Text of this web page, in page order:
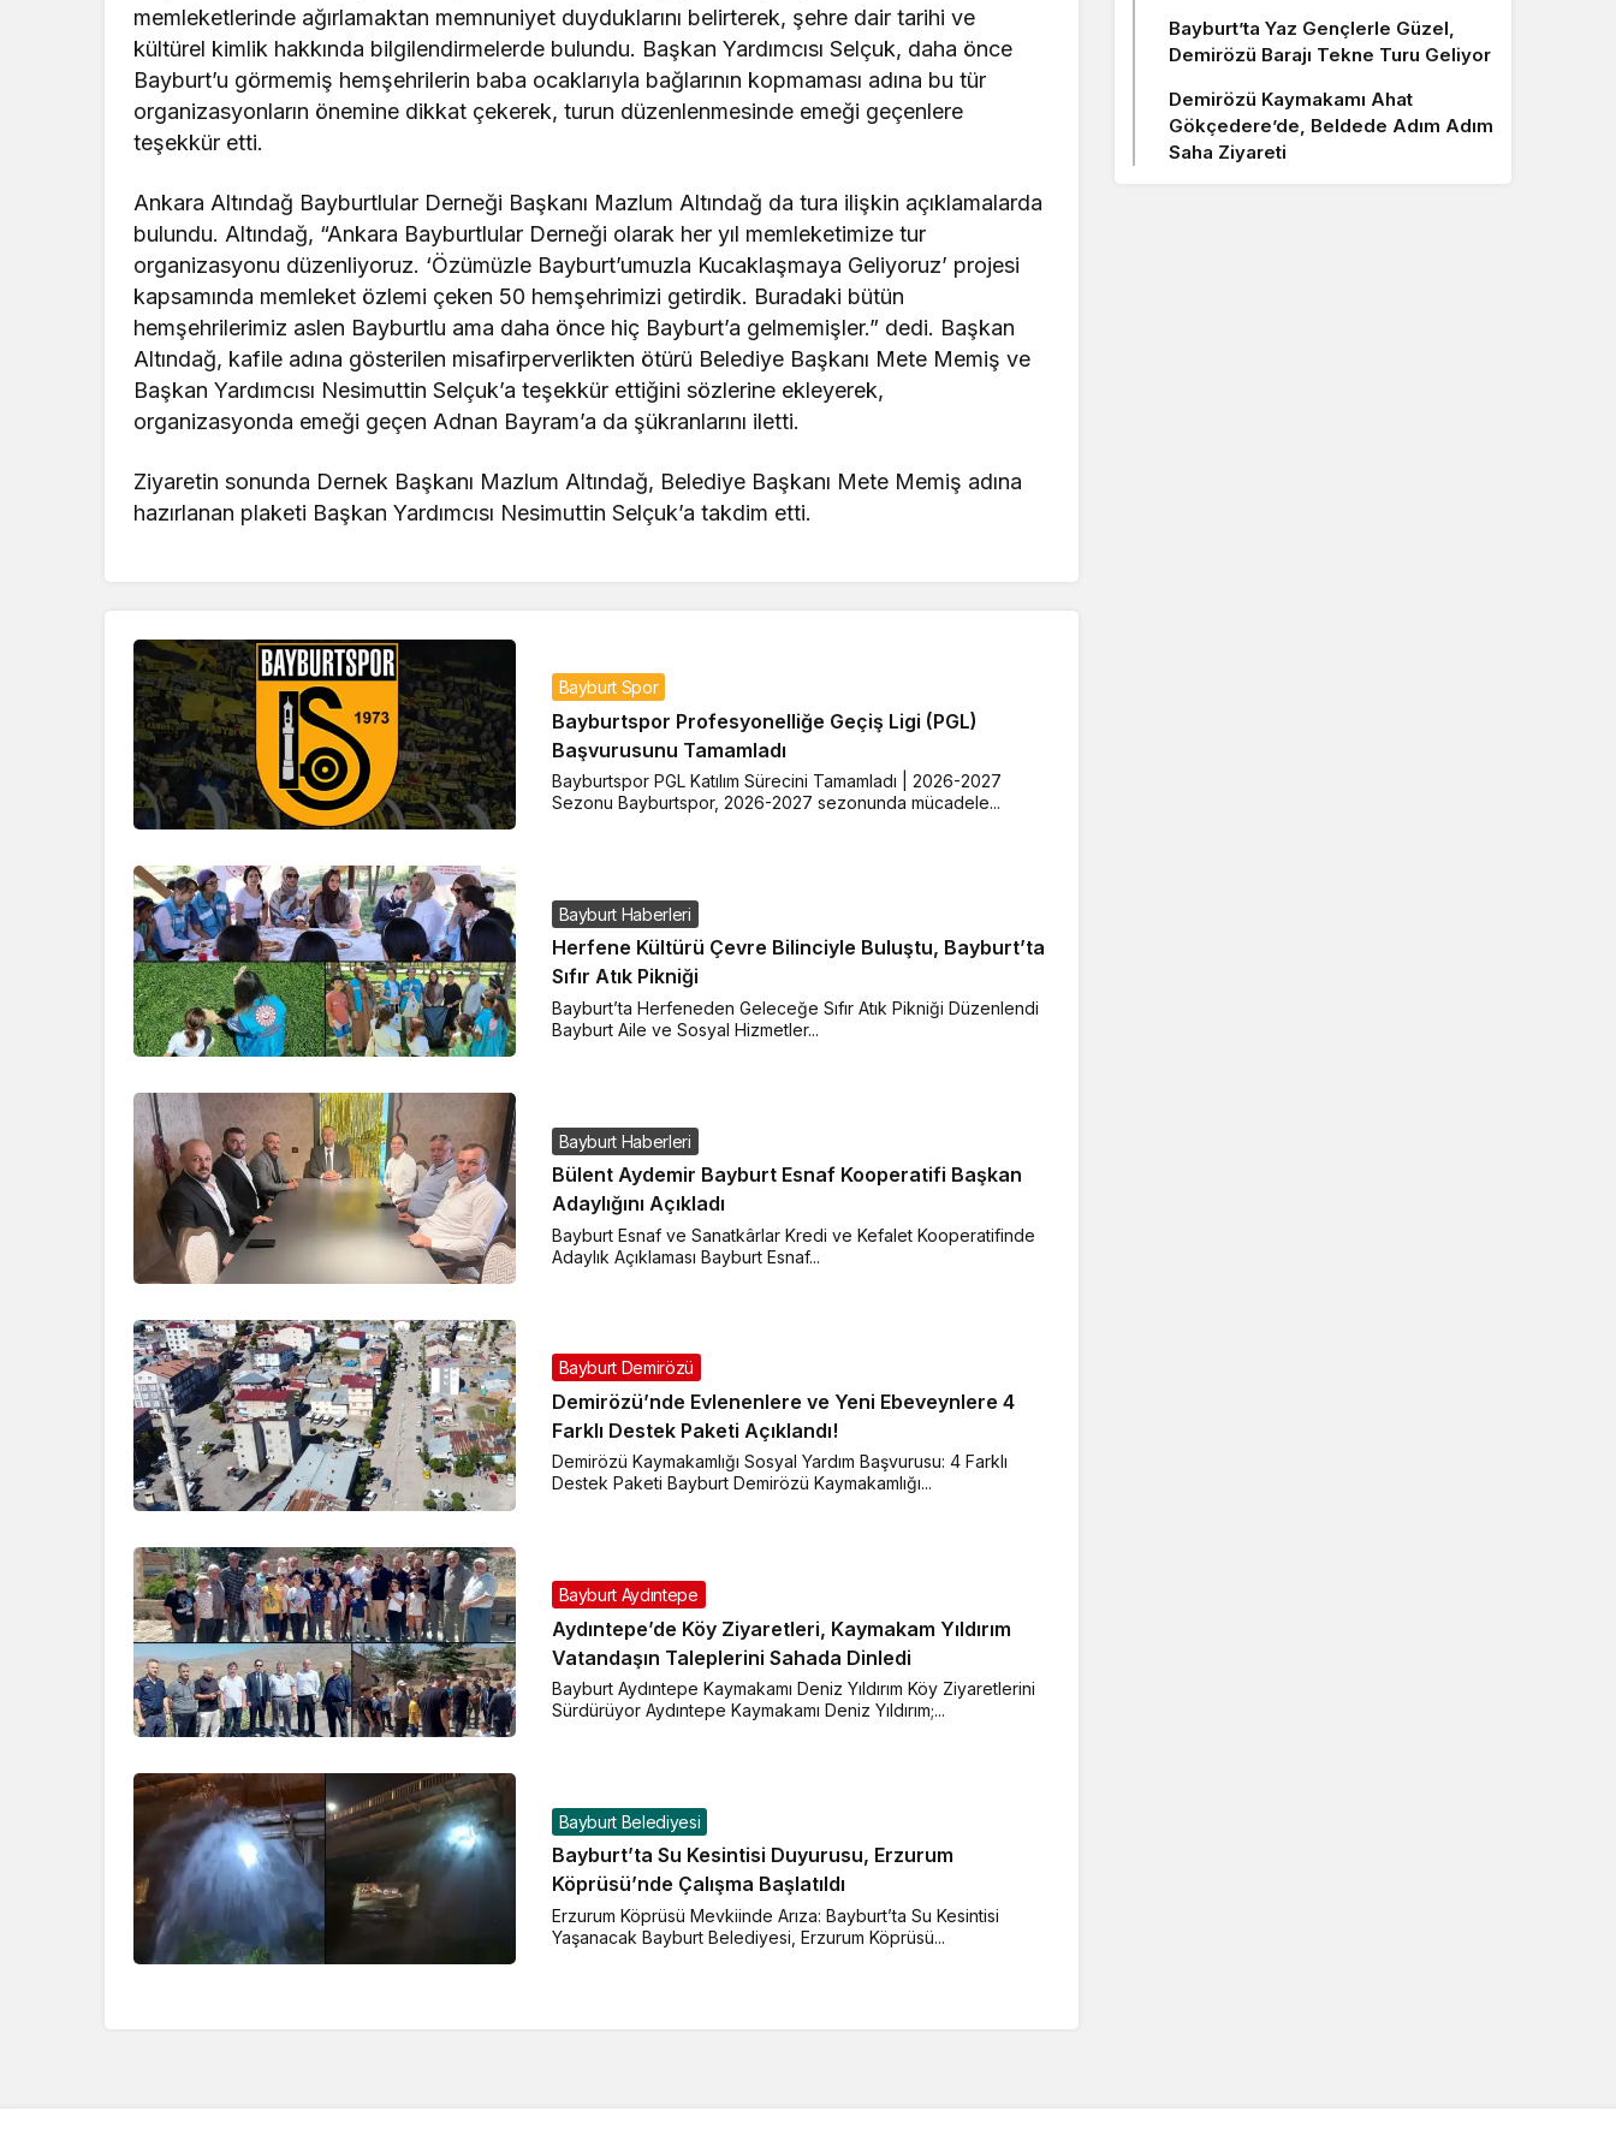
memleketlerinde ağırlamaktan memnuniyet duyduklarını belirterek, şehre dair tarihi ve
kültürel kimlik hakkında bilgilendirmelerde bulundu. Başkan Yardımcısı Selçuk, daha önce
Bayburt’u görmemiş hemşehrilerin baba ocaklarıyla bağlarının kopmaması adına bu tür
organizasyonların önemine dikkat çekerek, turun düzenlenmesinde emeği geçenlere
teşekkür etti.
Ankara Altındağ Bayburtlular Derneği Başkanı Mazlum Altındağ da tura ilişkin açıklamalarda
bulundu. Altındağ, “Ankara Bayburtlular Derneği olarak her yıl memleketimize tur
organizasyonu düzenliyoruz. ‘Özümüzle Bayburt’umuzla Kucaklaşmaya Geliyoruz’ projesi
kapsamında memleket özlemi çeken 50 hemşehrimizi getirdik. Buradaki bütün
hemşehrilerimiz aslen Bayburtlu ama daha önce hiç Bayburt’a gelmemişler.” dedi. Başkan
Altındağ, kafile adına gösterilen misafirperverlikten ötürü Belediye Başkanı Mete Memiş ve
Başkan Yardımcısı Nesimuttin Selçuk’a teşekkür ettiğini sözlerine ekleyerek,
organizasyonda emeği geçen Adnan Bayram’a da şükranlarını iletti.
Ziyaretin sonunda Dernek Başkanı Mazlum Altındağ, Belediye Başkanı Mete Memiş adına
hazırlanan plaketi Başkan Yardımcısı Nesimuttin Selçuk’a takdim etti.
Bayburt Spor
Bayburtspor Profesyonelliğe Geçiş Ligi (PGL)
Başvurusunu Tamamladı
Bayburtspor PGL Katılım Sürecini Tamamladı | 2026-2027
Sezonu Bayburtspor, 2026-2027 sezonunda mücadele...
Bayburt Haberleri
Herfene Kültürü Çevre Bilinciyle Buluştu, Bayburt’ta
Sıfır Atık Pikniği
Bayburt’ta Herfeneden Geleceğe Sıfır Atık Pikniği Düzenlendi
Bayburt Aile ve Sosyal Hizmetler...
Bayburt Haberleri
Bülent Aydemir Bayburt Esnaf Kooperatifi Başkan
Adaylığını Açıkladı
Bayburt Esnaf ve Sanatkârlar Kredi ve Kefalet Kooperatifinde
Adaylık Açıklaması Bayburt Esnaf...
Bayburt Demirözü
Demirözü’nde Evlenenlere ve Yeni Ebeveynlere 4
Farklı Destek Paketi Açıklandı!
Demirözü Kaymakamlığı Sosyal Yardım Başvurusu: 4 Farklı
Destek Paketi Bayburt Demirözü Kaymakamlığı...
Bayburt Aydıntepe
Aydıntepe’de Köy Ziyaretleri, Kaymakam Yıldırım
Vatandaşın Taleplerini Sahada Dinledi
Bayburt Aydıntepe Kaymakamı Deniz Yıldırım Köy Ziyaretlerini
Sürdürüyor Aydıntepe Kaymakamı Deniz Yıldırım;...
Bayburt Belediyesi
Bayburt’ta Su Kesintisi Duyurusu, Erzurum
Köprüsü’nde Çalışma Başlatıldı
Erzurum Köprüsü Mevkiinde Arıza: Bayburt’ta Su Kesintisi
Yaşanacak Bayburt Belediyesi, Erzurum Köprüsü...
Bayburt’ta Yaz Gençlerle Güzel,
Demirözü Barajı Tekne Turu Geliyor
Demirözü Kaymakamı Ahat
Gökçedere’de, Beldede Adım Adım
Saha Ziyareti